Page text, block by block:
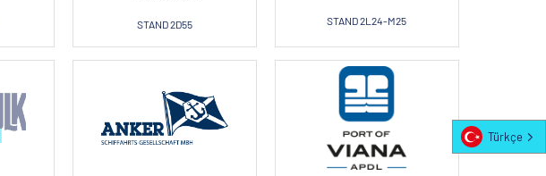
STAND 2D55 STAND 2L24-M25
Türkçe